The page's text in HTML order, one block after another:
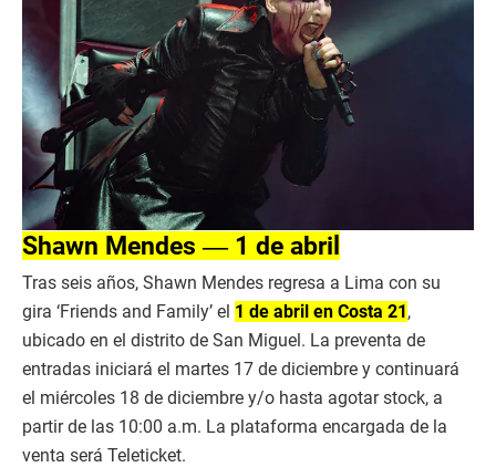
Shawn Mendes ― 1 de abril
Tras seis años, Shawn Mendes regresa a Lima con su
gira ‘Friends and Family’ el 1 de abril en Costa 21,
ubicado en el distrito de San Miguel. La preventa de
entradas iniciará el martes 17 de diciembre y continuará
el miércoles 18 de diciembre y/o hasta agotar stock, a
partir de las 10:00 a.m. La plataforma encargada de la
venta será Teleticket.